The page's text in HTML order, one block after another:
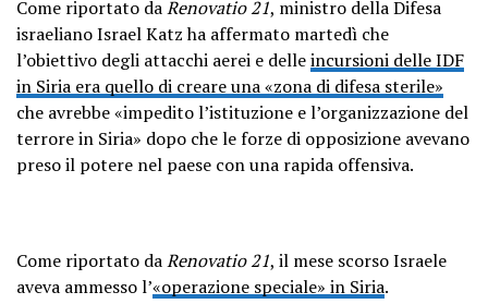
Come riportato daRenovatio 21, ministro della Difesa
israeliano Israel Katz ha affermato martedì che
l’obiettivo degli attacchi aerei e delleincursioni delle IDF
in Siria era quello di creare una «zona di difesa sterile»
che avrebbe «impedito l’istituzione e l’organizzazione del
terrore in Siria» dopo che le forze di opposizione avevano
preso il potere nel paese con una rapida offensiva.
Come riportato daRenovatio 21, il mese scorso Israele
aveva ammesso l’«operazione speciale» in Siria.